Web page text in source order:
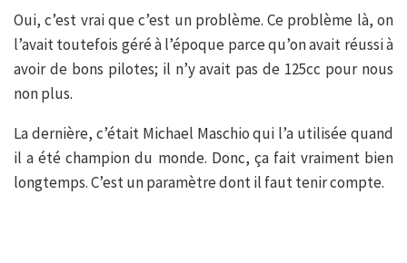
Oui, c’est vrai que c’est un problème. Ce problème là, on
l’avait toutefois géré à l’époque parce qu’on avait réussi à
avoir de bons pilotes; il n’y avait pas de 125cc pour nous
non plus.
La dernière, c’était Michael Maschio qui l’a utilisée quand
il a été champion du monde. Donc, ça fait vraiment bien
longtemps. C’est un paramètre dont il faut tenir compte.